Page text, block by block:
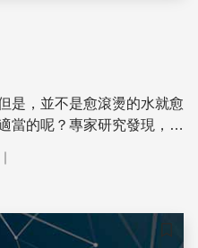
是，並不是愈滾燙的水就愈
當的呢？專家研究發現，沖
。現在就讓我們跟著科學大
｜
儲存